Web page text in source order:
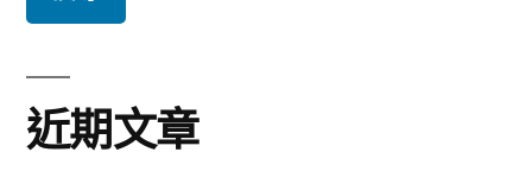
鍵
字:
近期文章